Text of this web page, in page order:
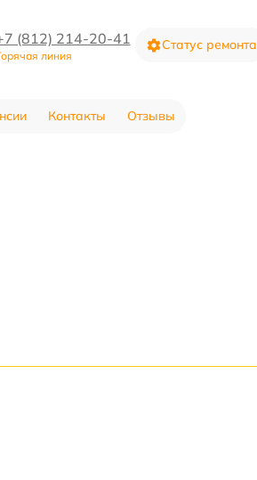
(812) 214-20-41
линия
Статус ремонта
Контакты Отзывы